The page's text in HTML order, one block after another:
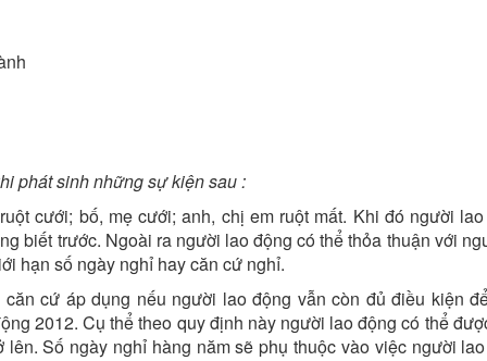
phát sinh những sự kiện sau :
cưới; bố, mẹ cưới; anh, chị em ruột mất. Khi đó người
biết trước. Ngoài ra người lao động có thể thỏa thuận với
hạn số ngày nghỉ hay căn cứ nghỉ.
cứ áp dụng nếu người lao động vẫn còn đủ điều kiện
2012. Cụ thể theo quy định này người lao động có thể
Số ngày nghỉ hàng năm sẽ phụ thuộc vào việc người